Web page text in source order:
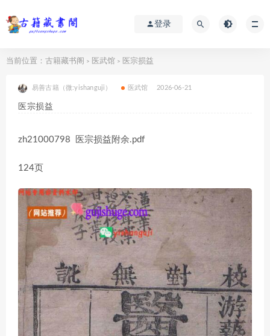
登录
当前位置： 古籍藏书阁 > 医武馆 > 医宗损益
易善古籍（微:yishanguji） 医武馆 2026-06-21
医宗损益
zh21000798 医宗损益附余.pdf
124页